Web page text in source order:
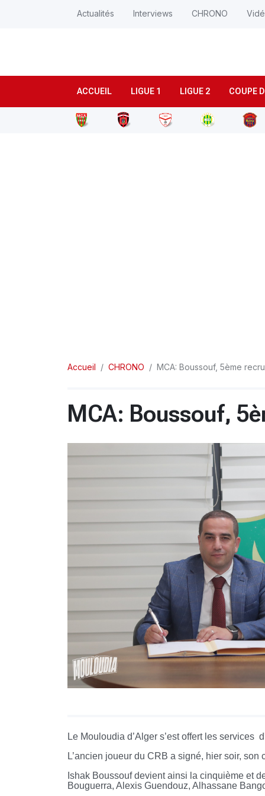
ACCUEIL LIGUE 1 LIGUE 2 COUPE
Actualités Interviews CHRONO
Accueil CHRONO MCA: Boussouf, 5ème
MCA: Boussouf,
Le Mouloudia d’Alger s’est offert les services
L’ancien joueur du CRB a signé, hier soir, son
Ishak Boussouf devient ainsi la cinquième et
Bouguerra, Alexis Guendouz, Alhassane